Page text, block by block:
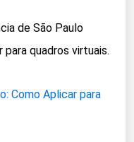
de São Paulo
para quadros virtuais.
Como Aplicar para